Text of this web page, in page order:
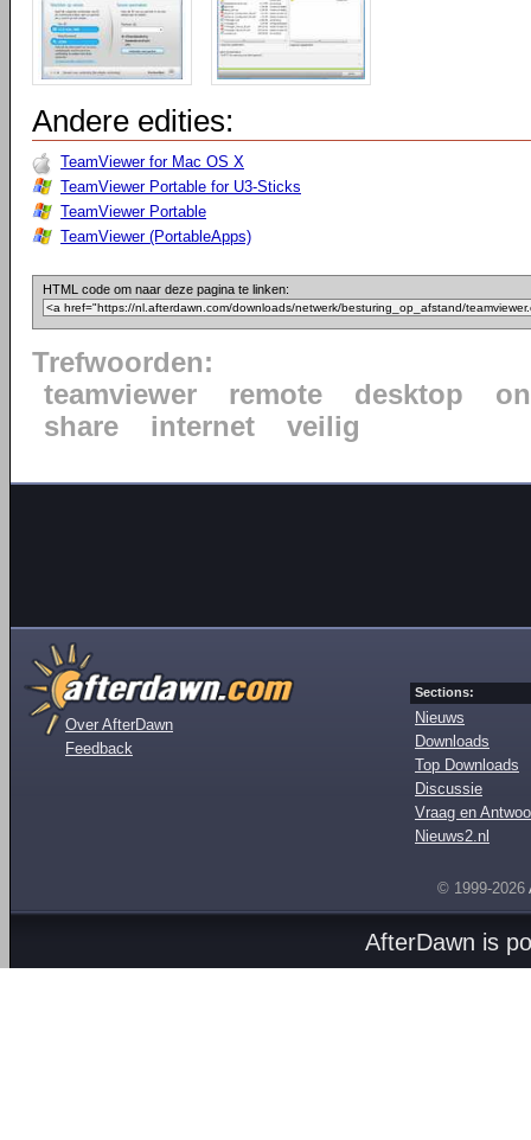
Andere edities:
TeamViewer for Mac OS X
TeamViewer Portable for U3-Sticks
TeamViewer Portable
TeamViewer (PortableApps)
HTML code om naar deze pagina te linken:
Trefwoorden:
teamviewer
remote desktop
share
internet veilig
Over AfterDawn
Feedback
Sections:
Nieuws
Downloads
Top Downloads
Discussie
Vraag en
Nieuws2.nl
© 1999-2026
AfterDawn is